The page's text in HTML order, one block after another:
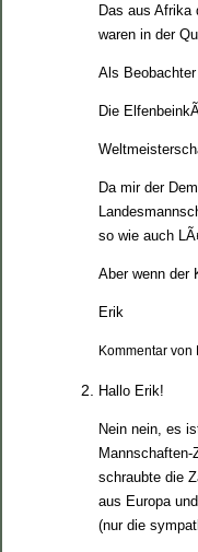
Das aus
waren in der
Als
Die
Da mir der
so wie auch
Aber wenn der
Erik
Kommentar
Hallo Erik!
Nein nein, es
Mannschaften-
schraubte die
aus Europa
(nur die